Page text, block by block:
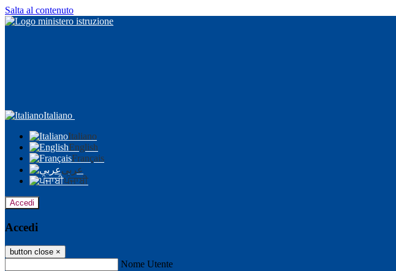
Salta al contenuto
Italiano
Italiano
English
Français
عربى
ਪੰਜਾਬੀ
Accedi
Accedi
button close ×
Nome Utente